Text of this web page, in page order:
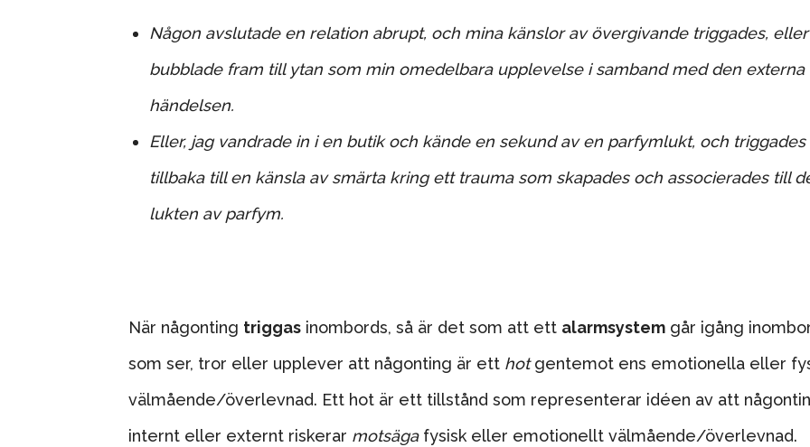
Någon avslutade en relation abrupt, och mina känslor av övergivande triggades, eller
bubblade fram till ytan som min omedelbara upplevelse i samband med den externa
händelsen.
Eller, jag vandrade in i en butik och kände en sekund av en parfymlukt, och triggades
tillbaka till en känsla av smärta kring ett trauma som skapades och associerades till
lukten av parfym.
När någonting triggas inombords, så är det som att ett alarmsystem går igång
som ser, tror eller upplever att någonting är ett hotgentemot ens emotionella eller
välmående/överlevnad. Ett hot är ett tillstånd som representerar idéen av att
internt eller externt riskerar motsägafysisk eller emotionellt välmående/överlevnad.